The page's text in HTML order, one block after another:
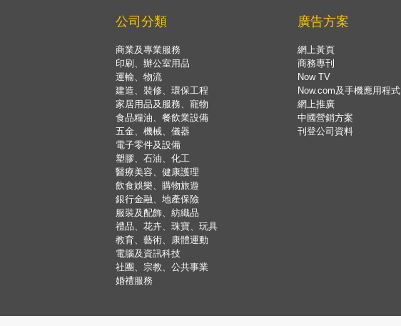
公司分類
商業及專業服務
印刷、辦公室用品
運輸、物流
建造、裝修、環保工程
家居用品及服務、寵物
食品糧油、餐飲業設備
五金、機械、儀器
電子零件及設備
塑膠、石油、化工
醫療美容、健康護理
飲食娛樂、購物旅遊
銀行金融、地產保險
服裝及配飾、紡織品
禮品、花卉、珠寶、玩具
教育、藝術、康體運動
電腦及資訊科技
社團、宗教、公共事業
婚禮服務
廣告方案
網上黃頁
商務專刊
Now TV
Now.com及手機應用程式
網上推廣
中國營銷方案
刊登公司資料